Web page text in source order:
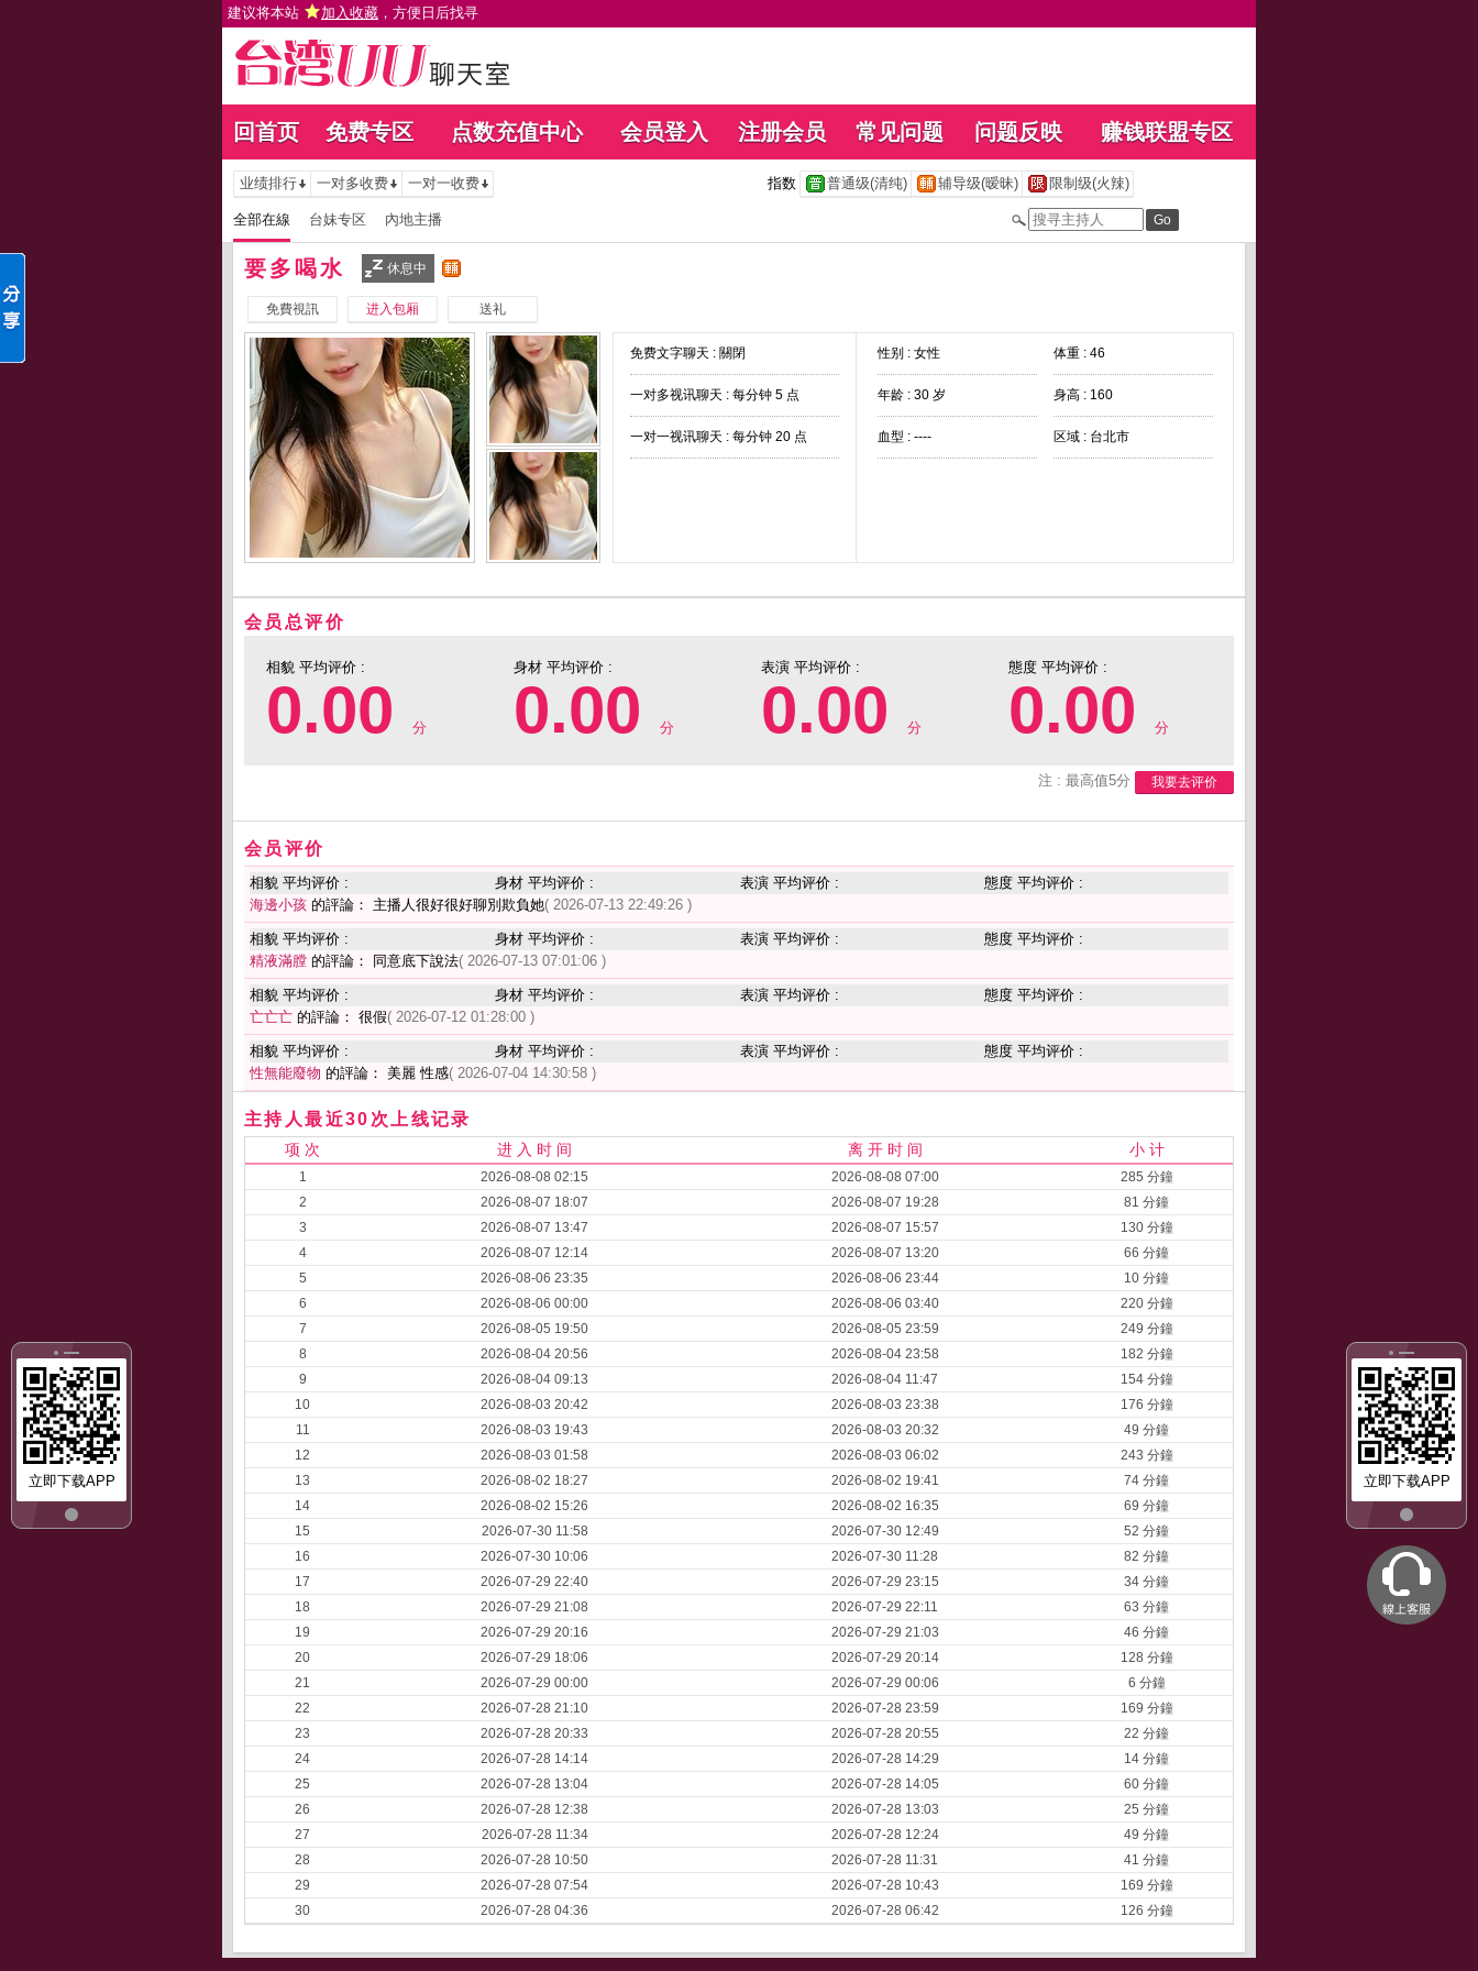
建议将本站 加入收藏 ，方便日后找寻
回首页 免费专区 点数充值中心 会员登入 注册会员 常见问题 问题反映 赚钱联盟专区
立即下载APP
立即下载APP
业绩排行 一对多收费 一对一收费 指数 普通级(清纯) 辅导级(暧昧) 限制级(火辣)
全部在線 台妹专区 內地主播
要多喝水 休息中
免費視訊 进入包厢 送礼
免费文字聊天 : 關閉
一对多视讯聊天 : 每分钟 5 点
一对一视讯聊天 : 每分钟 20 点
性别 : 女性 体重 : 46
年龄 : 30 岁 身高 : 160
血型 : ---- 区域 : 台北市
会员总评价
相貌 平均评价 :
0.00 分
身材 平均评价 :
0.00 分
表演 平均评价 :
0.00 分
態度 平均评价 :
0.00 分
注 : 最高值5分 我要去评价
会员评价
相貌 平均评价 : 身材 平均评价 : 表演 平均评价 :
態度 平均评价 :
海邊小孩 的評論： 主播人很好很好聊別欺負她( 2026-07-13 22:49:26 )
相貌 平均评价 : 身材 平均评价 : 表演 平均评价 :
態度 平均评价 :
精液滿膛 的評論： 同意底下說法( 2026-07-13 07:01:06 )
相貌 平均评价 : 身材 平均评价 : 表演 平均评价 :
態度 平均评价 :
亡亡亡 的評論： 很假( 2026-07-12 01:28:00 )
相貌 平均评价 : 身材 平均评价 : 表演 平均评价 :
態度 平均评价 :
性無能廢物 的評論： 美麗 性感( 2026-07-04 14:30:58 )
主持人最近30次上线记录
项 次 进 入 时 间 离 开 时 间 小 计
1 2026-08-08 02:15 2026-08-08 07:00
285 分鐘
2
2026-08-07 18:07 2026-08-07 19:28
81 分鐘
3
2026-08-07 13:47 2026-08-07 15:57
130 分鐘
4
2026-08-07 12:14 2026-08-07 13:20
66 分鐘
5
2026-08-06 23:35 2026-08-06 23:44
10 分鐘
6
2026-08-06 00:00 2026-08-06 03:40
220 分鐘
7
2026-08-05 19:50 2026-08-05 23:59
249 分鐘
8
2026-08-04 20:56 2026-08-04 23:58
182 分鐘
9
2026-08-04 09:13 2026-08-04 11:47
154 分鐘
10
2026-08-03 20:42 2026-08-03 23:38
176 分鐘
11
2026-08-03 19:43 2026-08-03 20:32
49 分鐘
12
2026-08-03 01:58 2026-08-03 06:02
243 分鐘
13
2026-08-02 18:27 2026-08-02 19:41
74 分鐘
14
2026-08-02 15:26 2026-08-02 16:35
69 分鐘
15
2026-07-30 11:58 2026-07-30 12:49
52 分鐘
16
2026-07-30 10:06 2026-07-30 11:28
82 分鐘
17
2026-07-29 22:40 2026-07-29 23:15
34 分鐘
18
2026-07-29 21:08 2026-07-29 22:11
63 分鐘
19
2026-07-29 20:16 2026-07-29 21:03
46 分鐘
20
2026-07-29 18:06 2026-07-29 20:14
128 分鐘
21
2026-07-29 00:00 2026-07-29 00:06
6 分鐘
22
2026-07-28 21:10 2026-07-28 23:59
169 分鐘
23
2026-07-28 20:33 2026-07-28 20:55
22 分鐘
24
2026-07-28 14:14 2026-07-28 14:29
14 分鐘
25
2026-07-28 13:04 2026-07-28 14:05
60 分鐘
26
2026-07-28 12:38 2026-07-28 13:03
25 分鐘
27
2026-07-28 11:34 2026-07-28 12:24
49 分鐘
28
2026-07-28 10:50 2026-07-28 11:31
41 分鐘
29
2026-07-28 07:54 2026-07-28 10:43
169 分鐘
30
2026-07-28 04:36 2026-07-28 06:42 126 分鐘